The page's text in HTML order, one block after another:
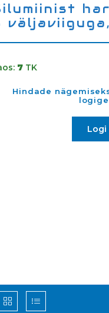
7 TK
Hindade
Logi